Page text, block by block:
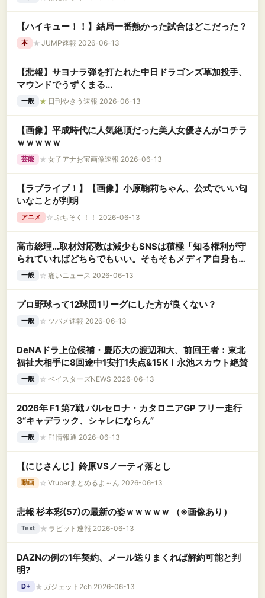
【ハイキュー！！】結局一番熱かった試合はどこだった？
本 ★ JUMP速報 2026-06-13
【悲報】サヨナラ弾を打たれた中日ドラゴンズ草加投手、
マウンドでうずくまる...
一般 ★ 日刊やきう速報 2026-06-13
【画像】平成時代に人気絶頂だった美人女優さんがコチラ
ｗｗｗｗｗ
芸能 ★ 女子アナお宝画像速報 2026-06-13
【ラブライブ！】【画像】小原鞠莉ちゃん、公式でいい匂
いなことが判明
アニメ ☆ ぷちそく！！ 2026-06-13
高市総理…取材対応数は減少もSNSは積極「知る権利が守
られていればどちらでもいい。そもそもメディア自身も国
民と対話していない」
一般 ☆ 痛いニュース 2026-06-13
プロ野球って12球団1リーグにした方が良くない？
一般 ☆ ツバメ速報 2026-06-13
DeNAドラ上位候補・慶応大の渡辺和大、前回王者：東北
福祉大相手に8回途中1安打1失点&15K！永池スカウト絶賛
一般 ☆ ベイスターズNEWS 2026-06-13
2026年 F1 第7戦 バルセロナ・カタロニアGP フリー走行
3“キャデラック、シャレにならん”
一般 ★ F1情報通 2026-06-13
【にじさんじ】鈴原VSノーティ落とし
動画 ☆ Vtuberまとめるよ～ん 2026-06-13
悲報 杉本彩(57)の最新の姿ｗｗｗｗｗ （※画像あり）
Text ★ ラビット速報 2026-06-13
DAZNの例の1年契約、メール送りまくれば解約可能と判
明?
D+ ★ ガジェット2ch 2026-06-13